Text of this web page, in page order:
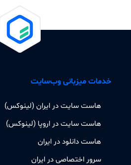
خدمات میزبانی وب‌سایت
هاست سایت در ایران (لینوکس)
هاست سایت در اروپا (لینوکس)
هاست دانلود در ایران
سرور اختصاصی در ایران